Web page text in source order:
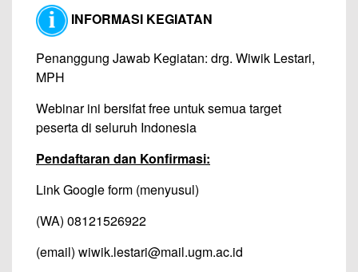
INFORMASI KEGIATAN
Penanggung Jawab Kegiatan: drg. Wiwik Lestari,
MPH
Webinar ini bersifat free untuk semua target
peserta di seluruh Indonesia
Pendaftaran dan Konfirmasi:
Link Google form (menyusul)
(WA) 08121526922
(email) wiwik.lestari@mail.ugm.ac.id